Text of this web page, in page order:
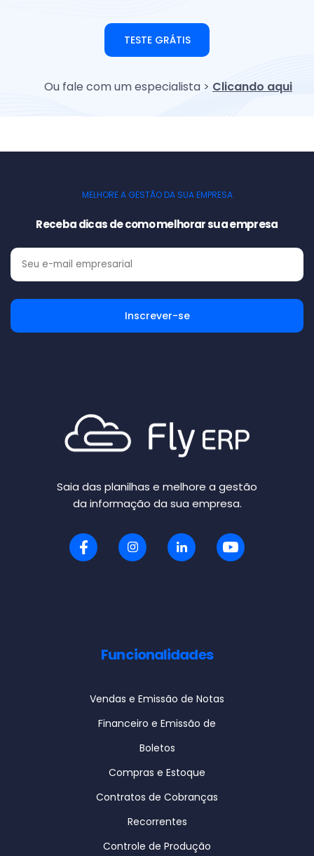
TESTE GRÁTIS
Ou fale com um especialista > Clicando aqui
MELHORE A GESTÃO DA SUA EMPRESA
Receba dicas de como melhorar sua empresa
Saia das planilhas e melhore a gestão
da informação da sua empresa.
Funcionalidades
Vendas e Emissão de Notas
Financeiro e Emissão de
Boletos
Compras e Estoque
Contratos de Cobranças
Recorrentes
Controle de Produção